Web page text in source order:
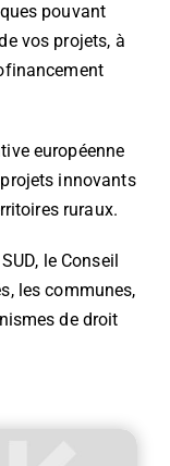
pouvant
vos projets, à
européenne
innovants
ruraux.
le Conseil
les communes,
de droit